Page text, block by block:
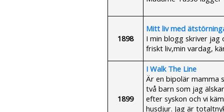
1898
Mitt liv med
I min blogg skriver
friskt liv,min vardag,
1899
I Walk The Line
Är en bipolär mamma
två barn som jag
efter syskon och vi
husdjur. Jag är